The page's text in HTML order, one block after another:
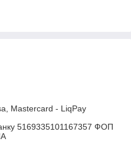
Mastercard - LiqPay
5169335101167357 ФОП